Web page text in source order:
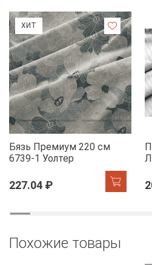
ХИТ
Бязь Премиум 220 см
6739-1 Уолтер
227.04 ₽
Похожие товары